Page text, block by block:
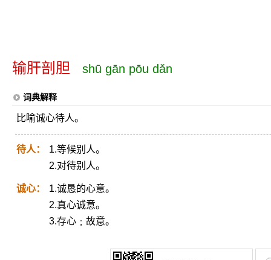
输肝剖胆 shū gān pōu dǎn
词典解释
比喻诚心待人。
待人：
1.等候别人。
2.对待别人。
诚心：
1.诚恳的心意。
2.真心诚意。
3.存心﹔故意。